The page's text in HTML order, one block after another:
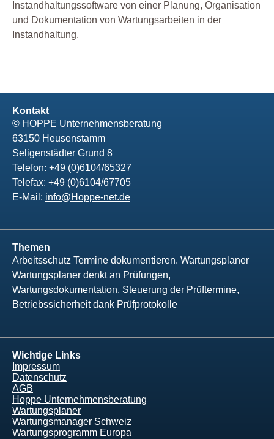
Instandhaltungssoftware von einer Planung, Organisation
und Dokumentation von Wartungsarbeiten in der
Instandhaltung.
Kontakt
© HOPPE Unternehmensberatung
63150 Heusenstamm
Seligenstädter Grund 8
Telefon: +49 (0)6104/65327
Telefax: +49 (0)6104/67705
E-Mail: info@Hoppe-net.de
Themen
Arbeitsschutz Termine dokumentieren. Wartungsplaner
Wartungsplaner denkt an Prüfungen,
Wartungsdokumentation, Steuerung der Prüftermine,
Betriebssicherheit dank Prüfprotokolle
Wichtige Links
Impressum
Datenschutz
AGB
Hoppe Unternehmensberatung
Wartungsplaner
Wartungsmanager Schweiz
Wartungsprogramm Europa